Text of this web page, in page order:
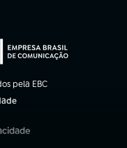
pela EBC